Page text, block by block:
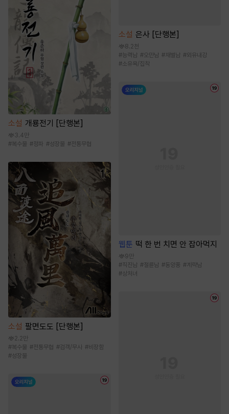
소설 개룡전기 [단행본]
3.4만
#복수물 #정파 #성장물 #전통무협
소설 팔면도도 [단행본]
2.2만
#복수물 #전통무협 #검객/무사 #비장함
#성장물
소설 은사 [단행본]
8.2천
#능력남 #오만남 #재벌남 #외유내강
#소유욕/집착
웹툰 떡 한 번 치면 안 잡아먹지
9만
#직진남 #절륜남 #동양풍 #계략남
#상처녀